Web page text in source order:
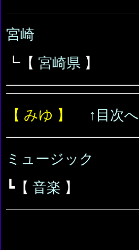
宮崎
┗【 宮崎県 】
【 みゆ 】 ↑目次へ
ミュージック
┗【 音楽 】